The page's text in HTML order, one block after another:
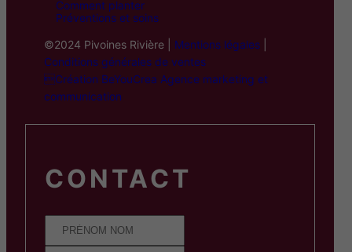
Comment planter
Préventions et soins
©2024 Pivoines Rivière | Mentions légales
Conditions générales de ventes
Création BeYouCrea Agence marketing et
communication
CONTACT